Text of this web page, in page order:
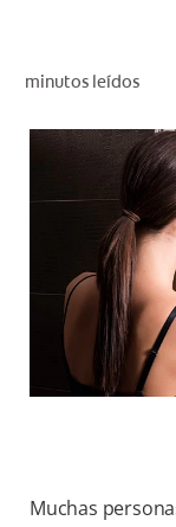
minutos leídos
Muchas